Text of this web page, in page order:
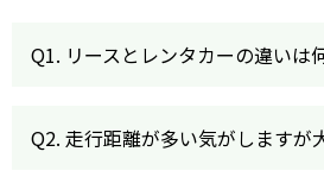
Q1. リースとレンタカーの違いは
Q2. 走行距離が多い気がしますが